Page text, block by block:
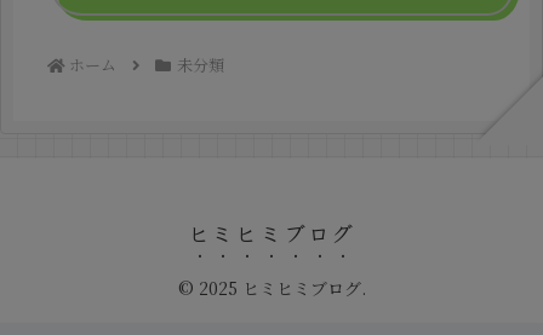
ホーム 未分類
ヒミヒミブログ
© 2025 ヒミヒミブログ.